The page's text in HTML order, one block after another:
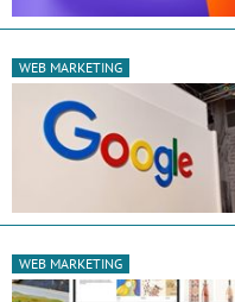
WEB MARKETING
WEB MARKETING